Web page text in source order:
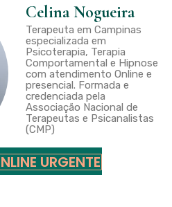
Celina Nogueira
Terapeuta em Campinas
especializada em
Psicoterapia, Terapia
Comportamental e Hipnose
com atendimento Online e
presencial. Formada e
credenciada pela
Associação Nacional de
Terapeutas e Psicanalistas
(CMP)
URGENTE